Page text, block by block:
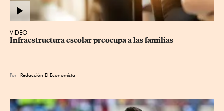
VIDEO
Infraestructura escolar preocupa a las familias
Por Redacción El Economista